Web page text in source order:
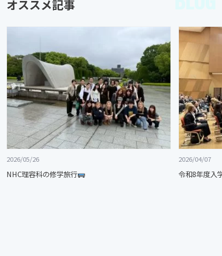
オススメ記事
2026/05/26
NHC理容科の修学旅行
2026/04/07
令和8年度入